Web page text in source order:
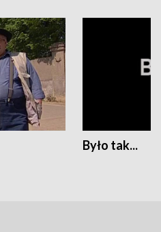
Było tak...